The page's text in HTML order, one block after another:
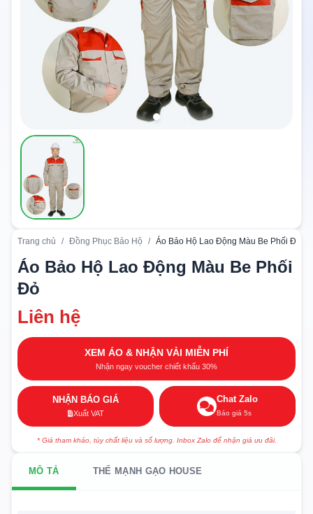
Trang chủ / Đồng Phục Bảo Hộ / Áo Bảo Hộ Lao Động Màu Be Phối Đỏ
Áo Bảo Hộ Lao Động Màu Be Phối
Đỏ
Liên hệ
XEM ÁO & NHẬN VẢI MIỄN PHÍ
Nhận ngay voucher chiết khấu 30%
NHẬN BÁO GIÁ
Xuất VAT
Chat Zalo
Báo giá 5s
* Giá tham khảo, tùy chất liệu và số lượng. Inbox Zalo để nhận giá ưu đãi.
MÔ TẢ THẾ MẠNH GẠO HOUSE